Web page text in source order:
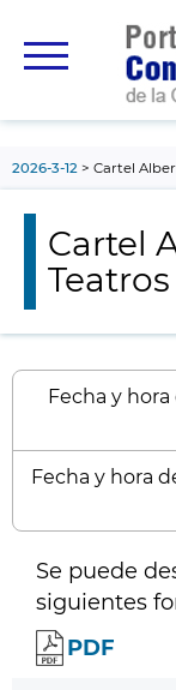
principal
2026-3-12 Cartel
Cartel
Fecha y
Fecha y hora
Se puede
siguientes
PDF